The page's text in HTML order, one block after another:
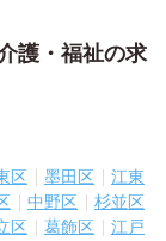
護・福祉の求
区 墨田区
江東
中野区
杉並区
区 葛飾区
江戸